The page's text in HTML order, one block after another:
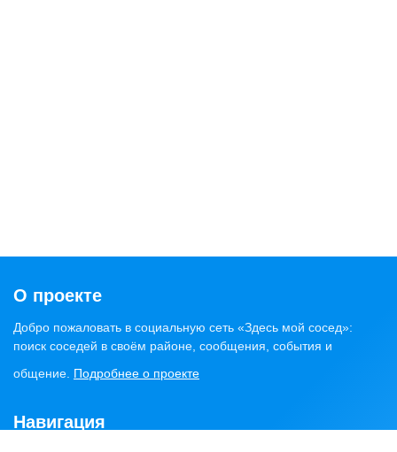
О проекте
Добро пожаловать в социальную сеть «Здесь мой сосед»:
поиск соседей в своём районе, сообщения, события и
общение. Подробнее о проекте
Навигация